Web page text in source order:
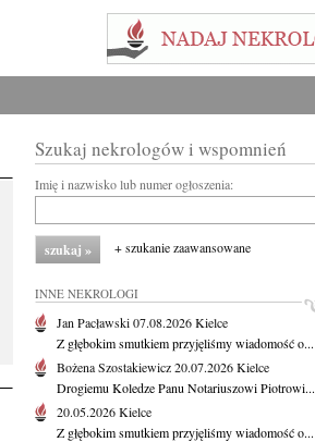
Szukaj nekrologów i wspomnień
Imię i nazwisko lub numer ogłoszenia:
+ szukanie zaawansowane
INNE NEKROLOGI
Jan Pacławski07.08.2026Kielce
Z głębokim smutkiem przyjęliśmy wiadomość o...
Bożena Szostakiewicz20.07.2026Kielce
Drogiemu Koledze Panu Notariuszowi Piotrowi...
20.05.2026Kielce
Z głębokim smutkiem przyjęliśmy wiadomość o...